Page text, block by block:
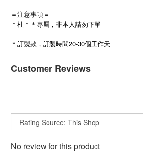
＝注意事項＝
＊杜＊＊專屬，非本人請勿下單
＊訂製款，訂製時間20-30個工作天
Customer Reviews
No review for this product